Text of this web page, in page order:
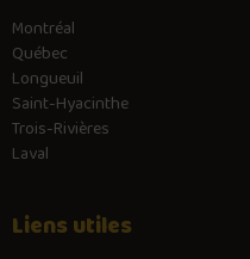
Montréal
Québec
Longueuil
Saint-Hyacinthe
Trois-Rivières
Laval
Liens utiles